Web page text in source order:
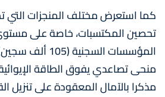
كما استعرض مختلف المنجزات
تحصين المكتسبات، خاصة على
المؤسسات
منحى تصاعدي يفوق الطاقة